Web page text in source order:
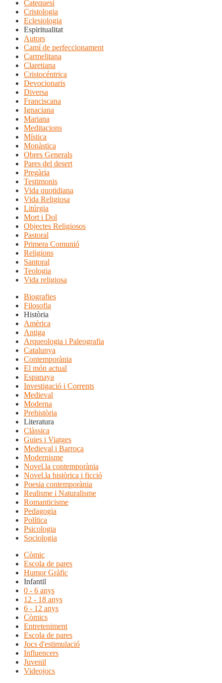
Catequesi
Cristologia
Eclesiologia
Espiritualitat
Autors
Camí de perfeccionament
Carmelitana
Claretiana
Cristocéntrica
Devocionaris
Diversa
Franciscana
Ignaciana
Mariana
Meditacions
Mística
Monàstica
Obres Generals
Pares del desert
Pregària
Testimonis
Vida quotidiana
Vida Religiosa
Litúrgia
Mort i Dol
Objectes Religiosos
Pastoral
Primera Comunió
Religions
Santoral
Teologia
Vida religiosa
Biografies
Filosofia
Història
Amèrica
Antiga
Arqueologia i Paleografia
Catalunya
Contemporània
El món actual
Espanaya
Investigació i Corrents
Medieval
Moderna
Prehistòria
Literatura
Clàssica
Guies i Viatges
Medieval i Barroca
Modernisme
Novel.la contemporània
Novel.la històrica i ficció
Poesia contemporània
Realisme i Naturalisme
Romanticisme
Pedagogia
Política
Psicologia
Sociologia
Còmic
Escola de pares
Humor Gràfic
Infantil
0 - 6 anys
12 - 18 anys
6 - 12 anys
Còmics
Entreteniment
Escola de pares
Jocs d'estimulació
Influencers
Juvenil
Videojocs